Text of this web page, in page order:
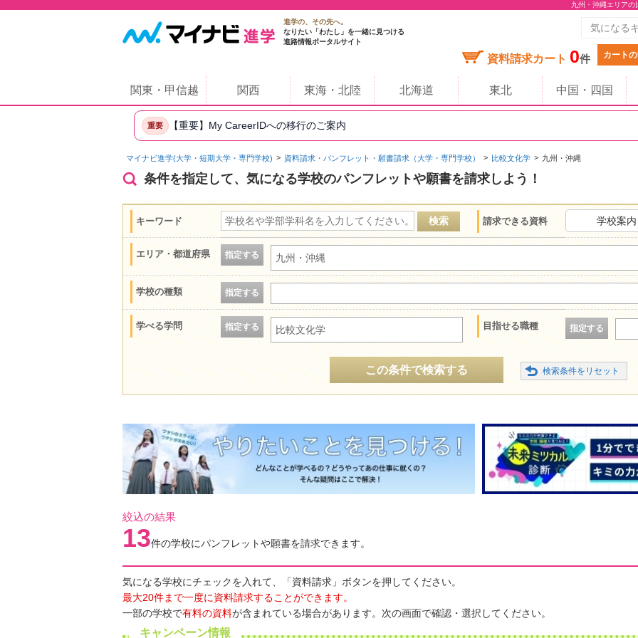
九州・沖縄エリア
進学の、その先へ。
なりたい「わたし」を一緒に見つける
進路情報ポータルサイト
資料請求カート 0件 カート
関東・甲信越 関西 東海・北陸 北海道 東北 中国・四国
重要 【重要】My CareerIDへの移行のご案内
マイナビ進学(大学・短期大学・専門学校) 資料請求・パンフレット・願書請求（大学・専門学校） 比較文化学 九州・沖縄
条件を指定して、気になる学校のパンフレットや願書を請求しよう！
キーワード 請求できる資料 学校案内
エリア・都道府県 指定する 九州・沖縄
学校の種類 指定する
学べる学問 指定する 比較文化学 目指せる職種 指定する
この条件で検索する
絞込の結果
13件の学校にパンフレットや願書を請求できます。
気になる学校にチェックを入れて、「資料請求」ボタンを押してください。
最大20件まで一度に資料請求することができます。
一部の学校で有料の資料が含まれている場合があります。次の画面で確認・選択してください。
キャンペーン情報